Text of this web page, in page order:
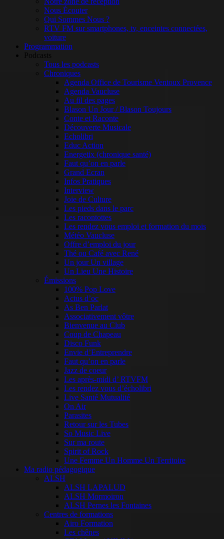
Nous Écouter
Qui Sommes Nous ?
RTV FM sur smartphones, tv, enceintes connectées,
voiture
Programmation
Podcasts
Tous les podcasts
Chroniques
Agenda Office de Tourisme Ventoux Provence
Agenda Vaucluse
Au fil des pages
Blason Un Jour / Blason Toujours
Conte et Raconte
Découverte Musicale
Echolibri
Educ Action
Energetix (chronique santé)
Faut qu’on en parle
Grand Ecran
Infos Pratiques
Interview
Joie de Culture
Les pieds dans le parc
Les racontottes
Les rendez vous emploi et formation du mois
Météo Vaucluse
Offre d’emploi du jour
Thé ou Café avec René
Un jour Un village
Un Lieu Une Histoire
Émissions
100% Pop Love
Actus d’oc
As Ben Parlat
Associativement vôtre
Bienvenue au Club
Coup de Chapeau
Disco Funk
Envie d’Entreprendre
Faut qu’on en parle
Jazz de coeur
Les après-midi d’ RTVFM
Les rendez vous d’écholibri
Live Santé Mutualité
On Air
Parasites
Retour sur les Tubes
So Music Live
Sur ma route
Spirit of Rock
Une Femme Un Homme Un Territoire
Ma radio pédagogique
ALSH
ALSH LAPALUD
ALSH Mormoiron
ALSH Pernes les Fontaines
Centres de formations
Airo Formation
Les chênes